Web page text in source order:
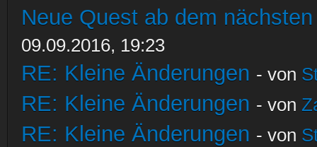
Neue Quest ab dem
09.09.2016, 19:23
RE: Kleine Änderungen - von
RE: Kleine Änderungen - von
RE: Kleine Änderungen - von